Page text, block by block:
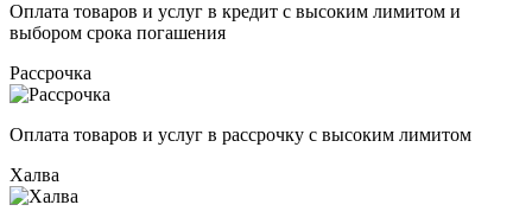
Оплата товаров и услуг в кредит с высоким лимитом и
выбором срока погашения
Рассрочка
Оплата товаров и услуг в рассрочку с высоким лимитом
Халва